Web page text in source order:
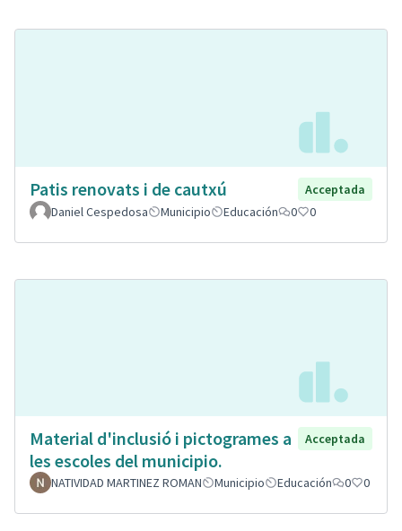
Patis renovats i de cautxú
Acceptada
Daniel Cespedosa
Municipio Educación 0 0
Material d'inclusió i pictogrames a
les escoles del municipio.
Acceptada
NATIVIDAD MARTINEZ ROMAN Municipio Educación 0 0